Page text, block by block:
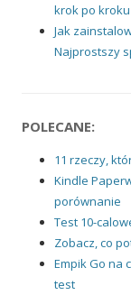
krok po kroku
Jak
Najprostszy
POLECANE:
11 rzeczy,
Kindle
porównanie
Test 10-
Zobacz, co
Empik Go na
test